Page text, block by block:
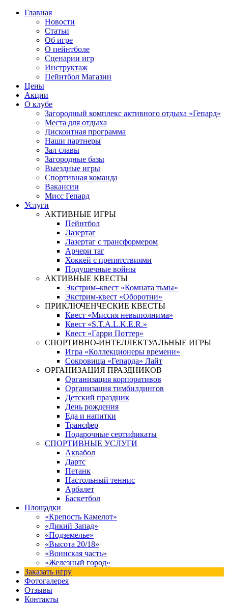
Главная
Новости
Статьи
Об игре
О пейнтболе
Сценарии игр
Инструктаж
Пейнтбол Магазин
Цены
Акции
О клубе
Загородный комплекс активного отдыха «Гепард»
Места для отдыха
Дисконтная программа
Наши партнеры
Зал славы
Загородные базы
Выездные игры
Спортивная команда
Вакансии
Мисс Гепард
Услуги
АКТИВНЫЕ ИГРЫ
Пейнтбол
Лазертаг
Лазертаг с трансформером
Арчери таг
Хоккей с препятствиями
Подушечные войны
АКТИВНЫЕ КВЕСТЫ
Экстрим–квест «Комната тьмы»
Экстрим-квест «Оборотни»
ПРИКЛЮЧЕНЧЕСКИЕ КВЕСТЫ
Квест «Миссия невыполнима»
Квест «S.T.A.L.K.E.R.»
Квест «Гарри Поттер»
СПОРТИВНО-ИНТЕЛЛЕКТУАЛЬНЫЕ ИГРЫ
Игра «Коллекционеры времени»
Сокровища «Гепарда» Лайт
ОРГАНИЗАЦИЯ ПРАЗДНИКОВ
Организация корпоративов
Организация тимбилдингов
Детский праздник
День рождения
Еда и напитки
Трансфер
Подарочные сертификаты
СПОРТИВНЫЕ УСЛУГИ
Аквабол
Дартс
Петанк
Настольный теннис
Арбалет
Баскетбол
Площадки
«Крепость Камелот»
«Дикий Запад»
«Подземелье»
«Высота 20/18»
«Воинская часть»
«Железный город»
Заказать игру
Фотогалерея
Отзывы
Контакты